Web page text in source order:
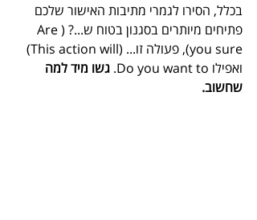
בכלל, הסירו לגמרי מתיבות האישור שלכם
פתיחים מיותרים בסגנון בטוח ש...? (Are
you sure), פעולה זו... (This action will)
ואפילו Do you want to.
גשו מיד למה
שחשוב.